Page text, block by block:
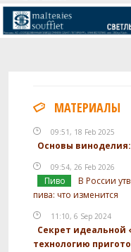
МАТЕРИАЛЫ
09:51, 18 Feb 2025
Основы
09:54, 26 Feb 2026
Пиво
В России
пива: что изменится
11:10, 6 Sep 2024
Секрет идеальной
технологию